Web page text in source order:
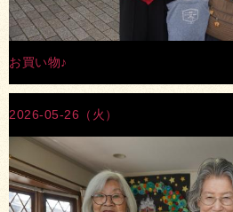
お買い物♪
2026-05-26（火）